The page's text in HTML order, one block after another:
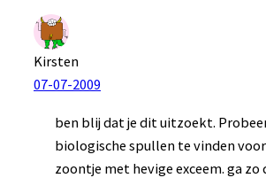
Kirsten
07-07-2009
ben blij dat je dit uitzoekt.
biologische spullen te vinden
zoontje met hevige exceem. ga zo